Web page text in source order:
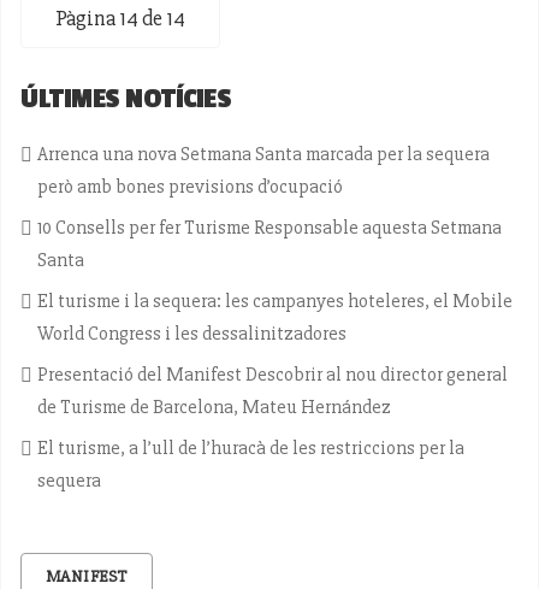
Pàgina 14 de 14
ÚLTIMES NOTÍCIES
Arrenca una nova Setmana Santa marcada per la sequera
però amb bones previsions d’ocupació
10 Consells per fer Turisme Responsable aquesta Setmana
Santa
El turisme i la sequera: les campanyes hoteleres, el Mobile
World Congress i les dessalinitzadores
Presentació del Manifest Descobrir al nou director general
de Turisme de Barcelona, Mateu Hernández
El turisme, a l’ull de l’huracà de les restriccions per la
sequera
MANIFEST